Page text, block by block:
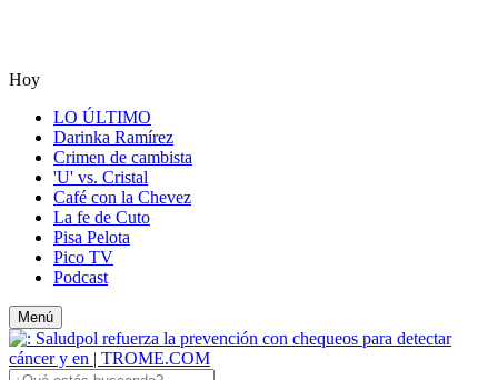
Hoy
LO ÚLTIMO
Darinka Ramírez
Crimen de cambista
'U' vs. Cristal
Café con la Chevez
La fe de Cuto
Pisa Pelota
Pico TV
Podcast
Menú